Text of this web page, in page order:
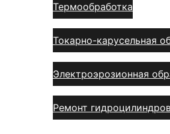
Термообработка
Токарно-карусельная
Электроэрозионная
Ремонт